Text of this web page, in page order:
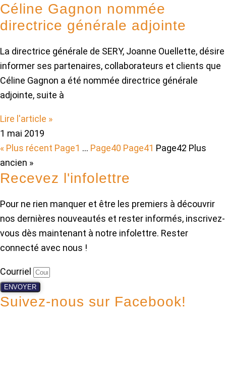
Céline Gagnon nommée
directrice générale adjointe
La directrice générale de SERY, Joanne Ouellette, désire
informer ses partenaires, collaborateurs et clients que
Céline Gagnon a été nommée directrice générale
adjointe, suite à
Lire l'article »
1 mai 2019
« Plus récent Page1 … Page40 Page41 Page42 Plus
ancien »
Recevez l'infolettre
Pour ne rien manquer et être les premiers à découvrir
nos dernières nouveautés et rester informés, inscrivez-
vous dès maintenant à notre infolettre. Rester
connecté avec nous !
Courriel
ENVOYER
Suivez-nous sur Facebook!